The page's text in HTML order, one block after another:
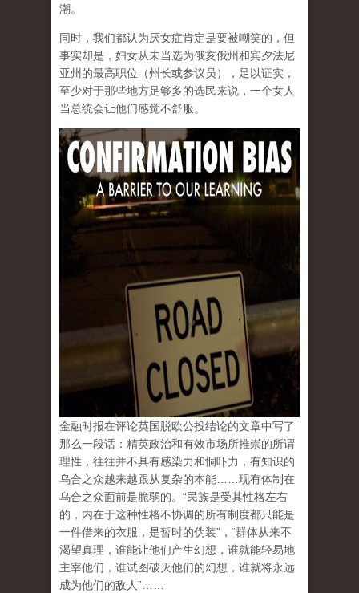
潮。
同时，我们都认为厌女症肯定是要被嘲笑的，但
事实却是，妇女从未当选为俄亥俄州和宾夕法尼
亚州的最高职位（州长或参议员），足以证实，
至少对于那些地方足够多的选民来说，一个女人
当总统会让他们感觉不舒服。
金融时报在评论英国脱欧公投结论的文章中写了
那么一段话：精英政治和有效市场所推崇的所谓
理性，往往并不具有感染力和恫吓力，有知识的
乌合之众越来越跟从复杂的本能……现有体制在
乌合之众面前是脆弱的。“民族是受其性格左右
的，内在于这种性格不协调的所有制度都只能是
一件借来的衣服，是暂时的伪装”，“群体从来不
渴望真理，谁能让他们产生幻想，谁就能轻易地
主宰他们，谁试图破灭他们的幻想，谁就将永远
成为他们的敌人”……